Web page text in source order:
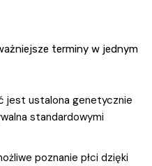
terminy w jednym
jest ustalona genetycznie
standardowymi
poznanie płci dzięki